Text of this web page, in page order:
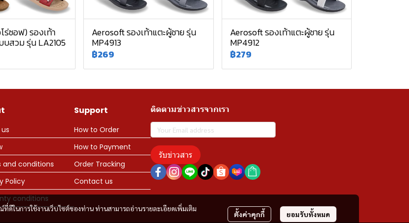
ร่ซอฟ) รองเท้า
สวม รุ่น LA2105
Aerosoft รองเท้าแตะผู้ชาย รุ่น
MP4913
฿269
Aerosoft รองเท้าแตะผู้ชาย รุ่น
MP4912
฿279
ในการใช้งานเว็บไซต์ของท่าน ท่านสามารถอ่านรายละเอียดเพิ่มเติม
ตั้งค่าคุกกี้ ยอมรับทั้งหมด
and conditions
Policy
conditions
Support
How to Order
How to Payment
Order Tracking
Contact us
ติดตามข่าวสารจากเรา
รับข่าวสาร